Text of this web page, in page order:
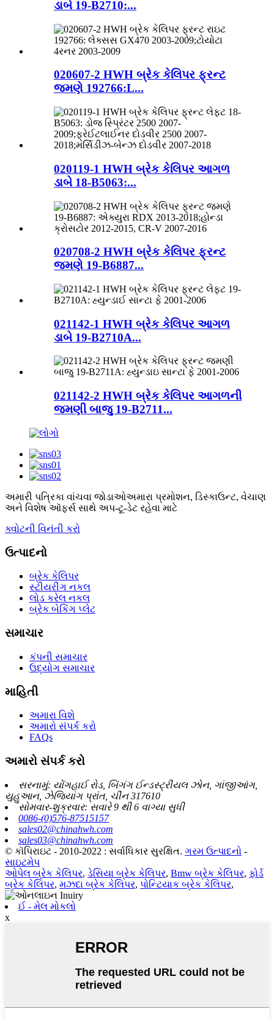
ડાબે 19-B2710:...
020607-2 HWH બ્રેક કેલિપર ફ્રન્ટ
જમણે 192766:L...
020119-1 HWH બ્રેક કેલિપર આગળ
ડાબે 18-B5063:...
020708-2 HWH બ્રેક કેલિપર ફ્રન્ટ
જમણે 19-B6887...
021142-1 HWH બ્રેક કેલિપર આગળ
ડાબે 19-B2710A...
021142-2 HWH બ્રેક કેલિપર આગળની
જમણી બાજુ 19-B2711...
અમારી પત્રિકા વાંચવા જોડાઓઅમારા પ્રમોશન, ડિસ્કાઉન્ટ, વેચાણ
અને વિશેષ ઑફર્સ સાથે અપ-ટૂ-ડેટ રહેવા માટે
ક્વોટની વિનંતી કરો
ઉત્પાદનો
બ્રેક કેલિપર
સ્ટીયરીંગ નકલ
લોડ કરેલ નકલ
બ્રેક બેકિંગ પ્લેટ
સમાચાર
કંપની સમાચાર
ઉદ્યોગ સમાચાર
માહિતી
અમારા વિશે
અમારો સંપર્ક કરો
FAQs
અમારો સંપર્ક કરો
સરનામું: યોંગહાઈ રોડ, બિંગંગ ઈન્ડસ્ટ્રીયલ ઝોન, ગાંજીઆંગ,
યુહુઆન, ઝેજિયાંગ પ્રાંત, ચીન 317610
સોમવાર-શુક્રવાર: સવારે 9 થી 6 વાગ્યા સુધી
0086-(0)576-87515157
sales02@chinahwh.com
sales03@chinahwh.com
© કૉપિરાઇટ - 2010-2022 : સર્વાધિકાર સુરક્ષિત. ગરમ ઉત્પાદનો -
સાઇટમેપ
ઓપેલ બ્રેક કેલિપર, ડેસિયા બ્રેક કેલિપર, Bmw બ્રેક કેલિપર, ફોર્ડ
બ્રેક કેલિપર, મઝદા બ્રેક કેલિપર, પોન્ટિયાક બ્રેક કેલિપર,
ઈ - મેલ મોકલો
x